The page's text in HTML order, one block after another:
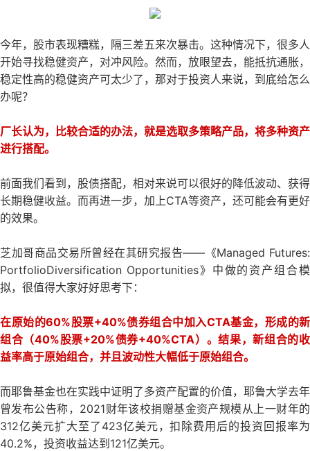
今年，股市表现糟糕，隔三差五来次暴击。这种情况下，很多人
开始寻找稳健资产，对冲风险。然而，放眼望去，能抵抗通胀，
稳定性高的稳健资产可太少了，那对于投资人来说，到底给怎么
办呢？
厂长认为，比较合适的办法，就是选取多策略产品，将多种资产
进行搭配。
前面我们看到，股债搭配，相对来说可以很好的降低波动、获得
长期稳健收益。而再进一步，加上CTA等资产，还可能会有更好
的效果。
芝加哥商品交易所曾经在其研究报告——《Managed Futures:
PortfolioDiversification Opportunities》中做的资产组合模
拟，很值得大家好好思考下：
在原始的60%股票+40%债券组合中加入CTA基金，形成的新
组合（40%股票+20%债券+40%CTA）。结果，新组合的收
益率高于原始组合，并且波动性大幅低于原始组合。
而耶鲁基金也在实践中证明了多资产配置的价值，耶鲁大学去年
曾发布公告称，2021财年该校捐赠基金资产规模从上一财年的
312亿美元扩大至了423亿美元，扣除费用后的投资回报率为
40.2%，投资收益达到121亿美元。